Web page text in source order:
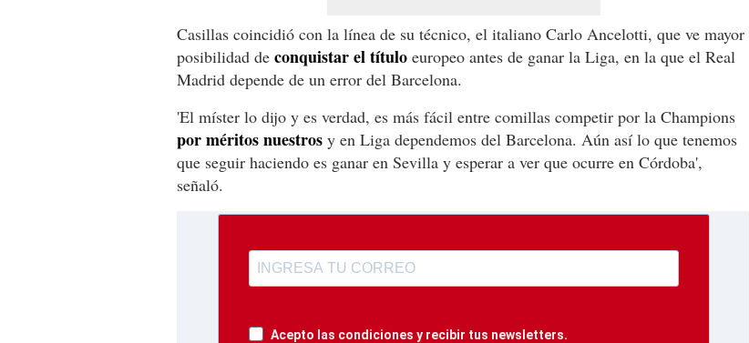
Casillas coincidió con la línea de su técnico, el italiano Carlo Ancelotti, que ve mayor
posibilidad de conquistar el título europeo antes de ganar la Liga, en la que el Real
Madrid depende de un error del Barcelona.
'El míster lo dijo y es verdad, es más fácil entre comillas competir por la Champions
por méritos nuestros y en Liga dependemos del Barcelona. Aún así lo que tenemos
que seguir haciendo es ganar en Sevilla y esperar a ver que ocurre en Córdoba',
señaló.
Acepto las condiciones y recibir tus newsletters.